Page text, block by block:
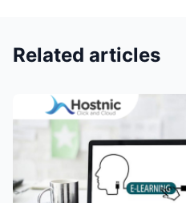
Related articles